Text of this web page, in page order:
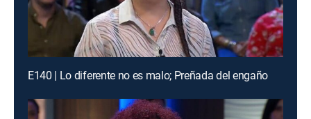
E140 | Lo diferente no es malo; Preñada del engaño